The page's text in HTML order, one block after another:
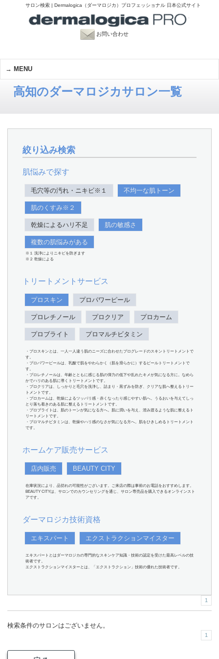
サロン検索 | Dermalogica（ダーマロジカ）プロフェッショナル 日本公式サイト
お問い合わせ
MENU
高知のダーマロジカサロン一覧
絞り込み検索
肌悩みで探す
毛穴等の汚れ・ニキビ※１ 不均一な肌トーン
肌のくすみ※２
乾燥によるハリ不足 肌の敏感さ
複数の肌悩みがある
※１ 洗浄によりニキビを防ぎます
※２ 乾燥による
トリートメントサービス
プロスキン プロパワーピール
プロレチノール プロクリア プロカーム
プロブライト プロマルチビタミン
・プロスキンとは、一人一人違う肌のニーズに合わせたプログレードのスキントリートメントで
す。
・プロパワーピールは、乳酸で肌をやわらかく（肌を滑らかに）するピールトリートメントで
す。
・プロレチノールは、年齢とともに感じる肌の弾力の低下や乱れたキメが気になる方に。なめら
かでハリのある肌に導くトリートメントです。
・プロクリアは、しっかりと毛穴を洗浄し、詰まり・黒ずみを防ぎ、クリアな肌へ整えるトリー
トメントです。
・プロカームは、乾燥によるツッパリ感・赤くなったり感じやすい肌へ。うるおいを与えてしっ
とり落ち着きのある肌に整えるトリートメントです。
・プロブライトは、肌のトーンが気になる方へ。肌に潤いを与え、澄み渡るような肌に整えるト
リートメントです。
・プロマルチビタミンは、乾燥やハリ感のなさが気になる方へ。肌をひきしめるトリートメント
です。
ホームケア販売サービス
店内販売 BEAUTY CITY
在庫状況により、品切れの可能性がございます。ご来店の際は事前のお電話をおすすめします。
BEAUTY CITYは、サロンでのカウンセリングを通じ、サロン専売品を購入できるオンラインスト
アです。
ダーマロジカ技術資格
エキスパート エクストラクションマイスター
エキスパートとはダーマロジカの専門的なスキンケア知識・技術の認定を受けた最高レベルの技
術者です。
エクストラクションマイスターとは、「エクストラクション」技術の優れた技術者です。
1
検索条件のサロンはございません。
1